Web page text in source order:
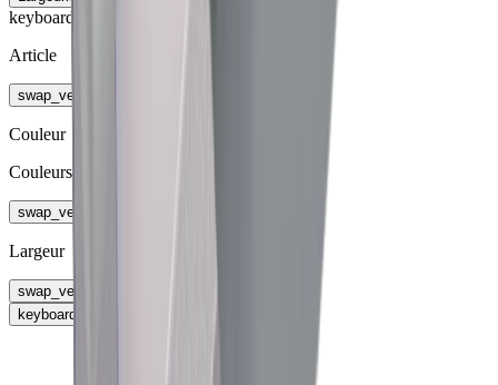
keyboard_arrow_right
Article
swap_vert
Couleur
Couleurs de lumière
swap_vert
Largeur
swap_vert
keyboard_arrow_right